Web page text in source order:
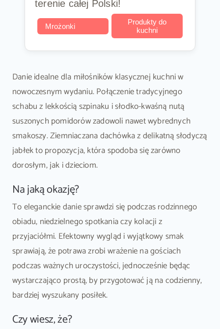
terenie całej Polski!
Mrożonki
Produkty do
kuchni
Danie idealne dla miłośników klasycznej kuchni w
nowoczesnym wydaniu. Połączenie tradycyjnego
schabu z lekkością szpinaku i słodko-kwaśną nutą
suszonych pomidorów zadowoli nawet wybrednych
smakoszy. Ziemniaczana dachówka z delikatną słodyczą
jabłek to propozycja, która spodoba się zarówno
dorosłym, jak i dzieciom.
Na jaką okazję?
To eleganckie danie sprawdzi się podczas rodzinnego
obiadu, niedzielnego spotkania czy kolacji z
przyjaciółmi. Efektowny wygląd i wyjątkowy smak
sprawiają, że potrawa zrobi wrażenie na gościach
podczas ważnych uroczystości, jednocześnie będąc
wystarczająco prostą, by przygotować ją na codzienny,
bardziej wyszukany posiłek.
Czy wiesz, że?